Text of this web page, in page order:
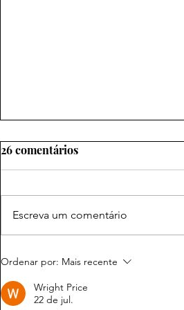
Marca Amazônia conquista
estados da floresta ao maior
palco mundial da
26 comentários
Escreva um comentário
Ordenar por: Mais recente
Wright Price
22 de jul.